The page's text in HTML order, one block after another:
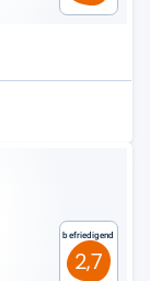
Befriedigend
2,7